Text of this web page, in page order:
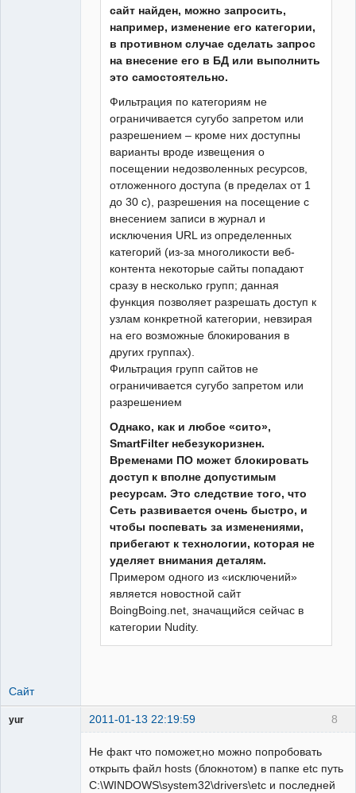
сайт найден, можно запросить,
например, изменение его категории,
в противном случае сделать запрос
на внесение его в БД или выполнить
это самостоятельно.
Фильтрация по категориям не
ограничивается сугубо запретом или
разрешением – кроме них доступны
варианты вроде извещения о
посещении недозволенных ресурсов,
отложенного доступа (в пределах от 1
до 30 с), разрешения на посещение с
внесением записи в журнал и
исключения URL из определенных
категорий (из-за многоликости веб-
контента некоторые сайты попадают
сразу в несколько групп; данная
функция позволяет разрешать доступ к
узлам конкретной категории, невзирая
на его возможные блокирования в
других группах).
Фильтрация групп сайтов не
ограничивается сугубо запретом или
разрешением
Однако, как и любое «сито»,
SmartFilter небезукоризнен.
Временами ПО может блокировать
доступ к вполне допустимым
ресурсам. Это следствие того, что
Сеть развивается очень быстро, и
чтобы поспевать за изменениями,
прибегают к технологии, которая не
уделяет внимания деталям.
Примером одного из «исключений»
является новостной сайт
BoingBoing.net, значащийся сейчас в
категории Nudity.
Сайт
8
yur 2011-01-13 22:19:59
Не факт что поможет,но можно попробовать
открыть файл hosts (блокнотом) в папке etc путь
C:\WINDOWS\system32\drivers\etc и последней